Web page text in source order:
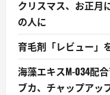
クリスマス、お正月
の人に
育毛剤「レビュー」
海藻エキスM-034配
ブカ、チャップアッ